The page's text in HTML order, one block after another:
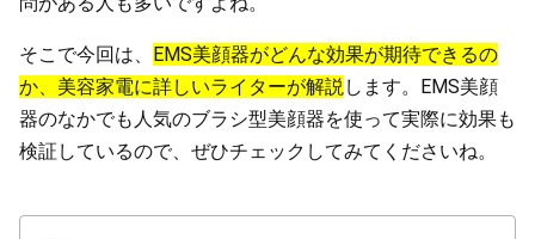
そこで今回は、
EMS美顔器がどんな効果が期待できるの
か、美容家電に詳しいライターが解説します。EMS美顔
器のなかでも人気のブラシ型美顔器を使って実際に効果も
検証しているので、ぜひチェックしてみてくださいね。